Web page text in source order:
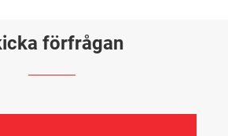
förfrågan